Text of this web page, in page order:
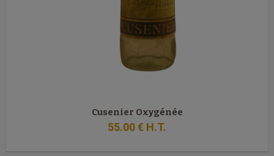
Cusenier Oxygénée
55.00€ H.T.